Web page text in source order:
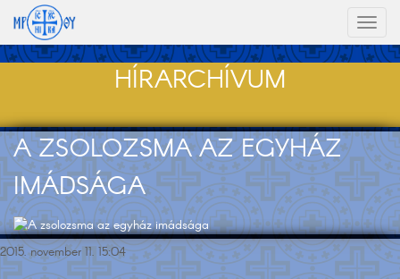
HÍRARCHÍVUM
A ZSOLOZSMA AZ EGYHÁZ
IMÁDSÁGA
2015. november 11. 15:04